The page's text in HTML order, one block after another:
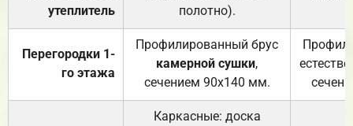
утеплитель
полотно).
Перегородки 1-
го этажа
Профилированный брус
камерной сушки,
сечением 90х140 мм.
Каркасные: доска